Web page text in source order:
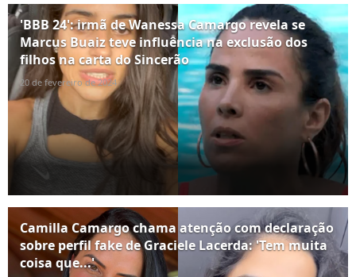
'BBB 24': irmã de Wanessa Camargo revela se
Marcus Buaiz teve influência na exclusão dos
filhos na carta do Sincerão
20 de fevereiro de 2024
Camilla Camargo chama atenção com declaração
sobre perfil fake de Graciele Lacerda: 'Tem muita
coisa que...'